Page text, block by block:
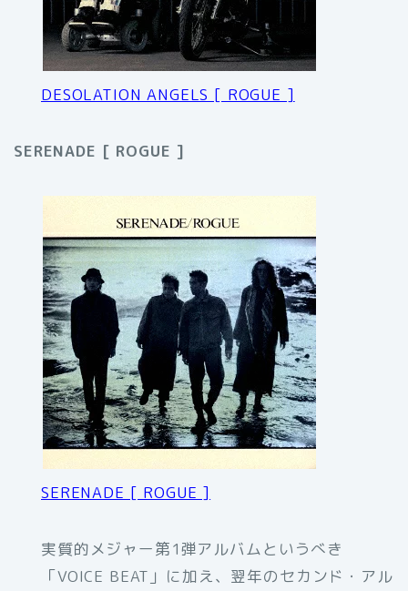
DESOLATION ANGELS [ ROGUE ]
SERENADE [ ROGUE ]
SERENADE [ ROGUE ]
実質的メジャー第1弾アルバムというべき
「VOICE BEAT」に加え、翌年のセカンド・アル